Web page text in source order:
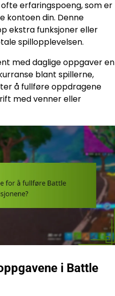
erfaringspoeng, som er
kontoen din. Denne
ekstra funksjoner eller
spillopplevelsen.
med daglige oppgaver en
blant spillerne,
å fullføre oppdragene
med venner eller
i Battle